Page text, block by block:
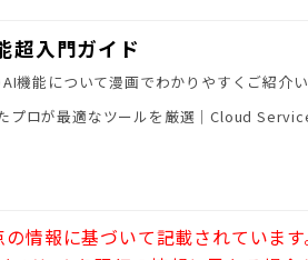
超入門ガイド
機能について漫画でわかりやすくご紹介い
プロが最適なツールを厳選｜Cloud
情報に基づいて記載されていま